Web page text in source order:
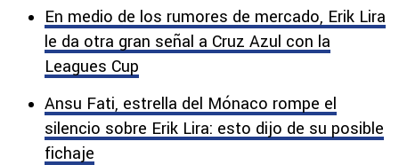
En medio de los rumores de mercado, Erik Lira
le da otra gran señal a Cruz Azul con la
Leagues Cup
Ansu Fati, estrella del Mónaco rompe el
silencio sobre Erik Lira: esto dijo de su posible
fichaje